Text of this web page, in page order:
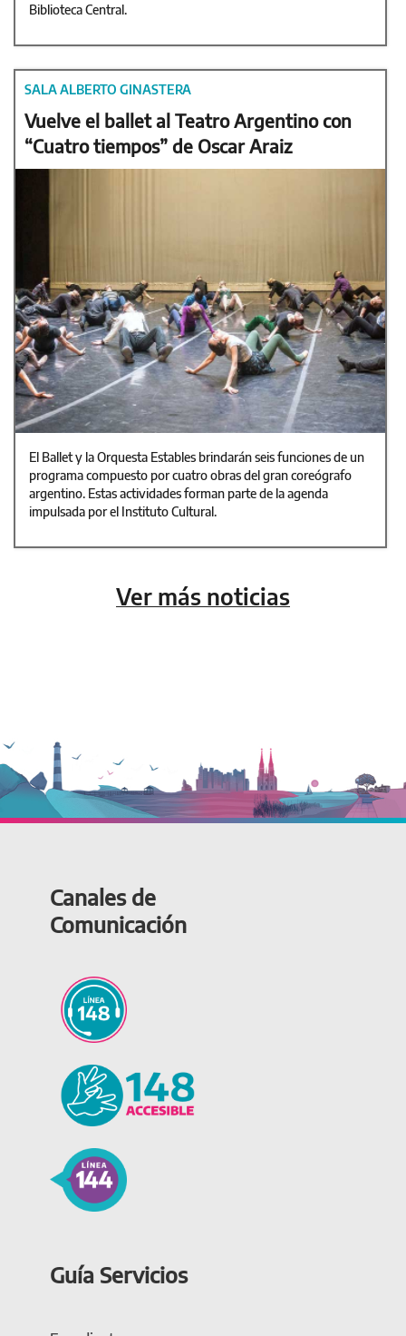
Biblioteca Central.
SALA ALBERTO GINASTERA
Vuelve el ballet al Teatro Argentino con
“Cuatro tiempos” de Oscar Araiz
El Ballet y la Orquesta Estables brindarán seis funciones de un
programa compuesto por cuatro obras del gran coreógrafo
argentino. Estas actividades forman parte de la agenda
impulsada por el Instituto Cultural.
Ver más noticias
Canales de
Comunicación
Guía Servicios